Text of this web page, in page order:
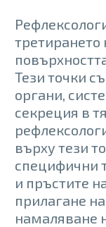
третирането
Тези точки
органи,
секреция в
върху тези
специфични
и пръстите
прилагане
намаляване